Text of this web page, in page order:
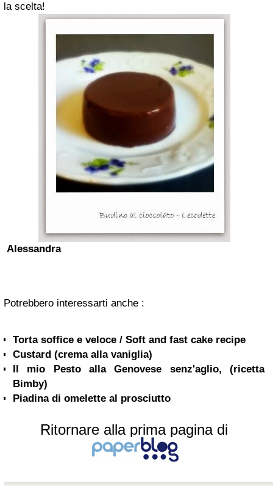
la scelta!
Alessandra
Potrebbero interessarti anche :
Torta soffice e veloce / Soft and fast cake recipe
Custard (crema alla vaniglia)
Il mio Pesto alla Genovese senz'aglio, (ricetta
Bimby)
Piadina di omelette al prosciutto
Ritornare alla prima pagina di